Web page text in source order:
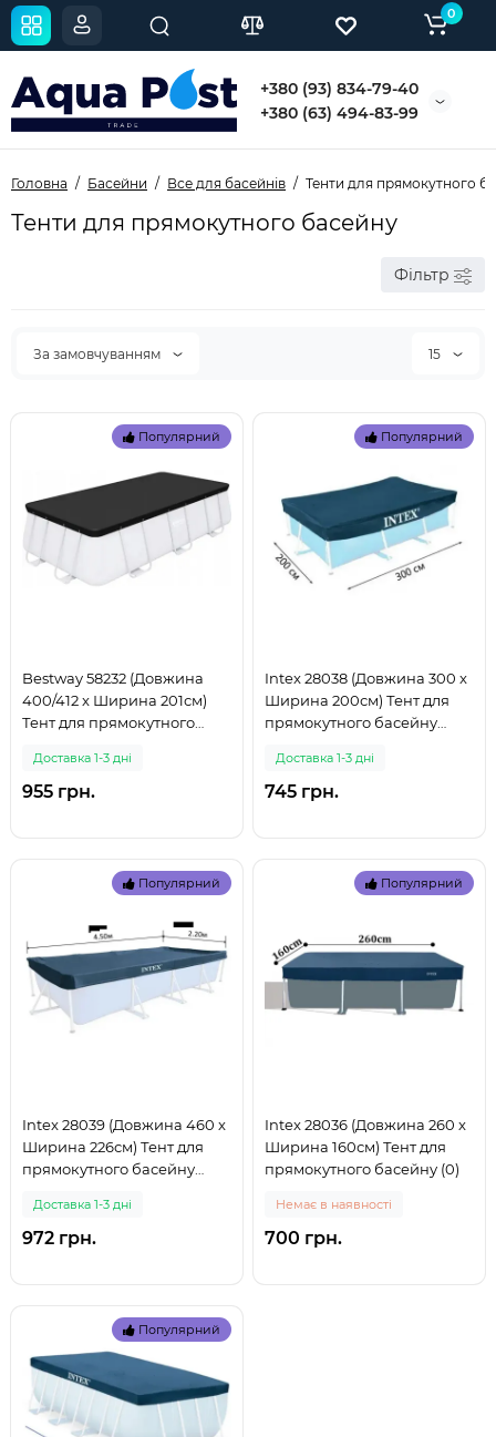
+380 (93) 834-79-40
+380 (63) 494-83-99
0
Головна Басейни Все для басейнів Тенти для прямокутного
Тенти для прямокутного басейну
Фільтр
За замовчуванням 15
Популярний
Bestway 58232 (Довжина
400/412 x Ширина 201см)
Тент для прямокутного
Доставка 1-3 дні
955 грн.
Популярний
Intex 28038 (Довжина 300 x
Ширина 200см) Тент для
прямокутного басейну
Доставка 1-3 дні
745 грн.
Популярний
Intex 28039 (Довжина 460 x
Ширина 226см) Тент для
прямокутного басейну
Доставка 1-3 дні
972 грн.
Популярний
Intex 28036 (Довжина 260 x
Ширина 160см) Тент для
прямокутного басейну (0)
Немає в наявності
700 грн.
Популярний